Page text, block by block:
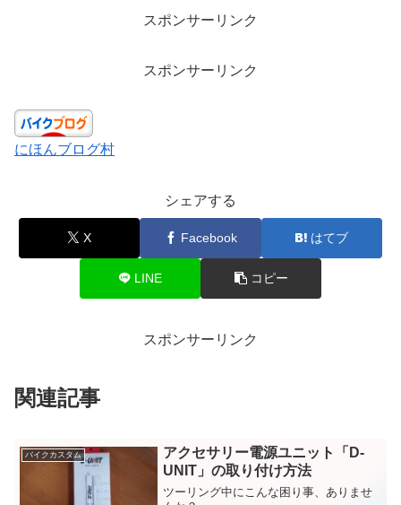
スポンサーリンク
スポンサーリンク
にほんブログ村
シェアする
X Facebook はてブ
LINE コピー
スポンサーリンク
関連記事
バイクカスタム
アクセサリー電源ユニット「D-
UNIT」の取り付け方法
ツーリング中にこんな困り事、ありませ